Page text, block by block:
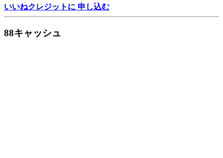
いいねクレジットに 申し込む
88キャッシュ